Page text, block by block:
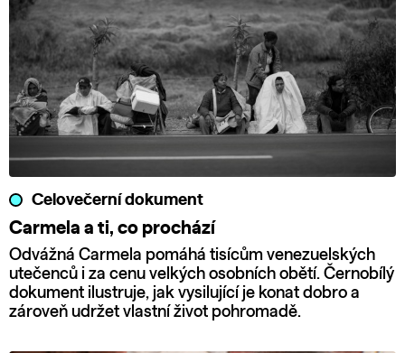
Celovečerní dokument
Carmela a ti, co prochází
Odvážná Carmela pomáhá tisícům venezuelských
utečenců i za cenu velkých osobních obětí. Černobílý
dokument ilustruje, jak vysilující je konat dobro a
zároveň udržet vlastní život pohromadě.